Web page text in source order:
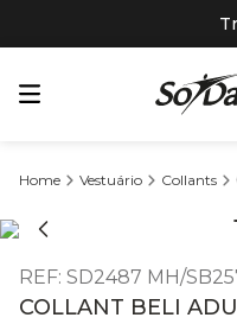
Vestuário Collants
REF: SD2487 MH/
COLLANT BELI